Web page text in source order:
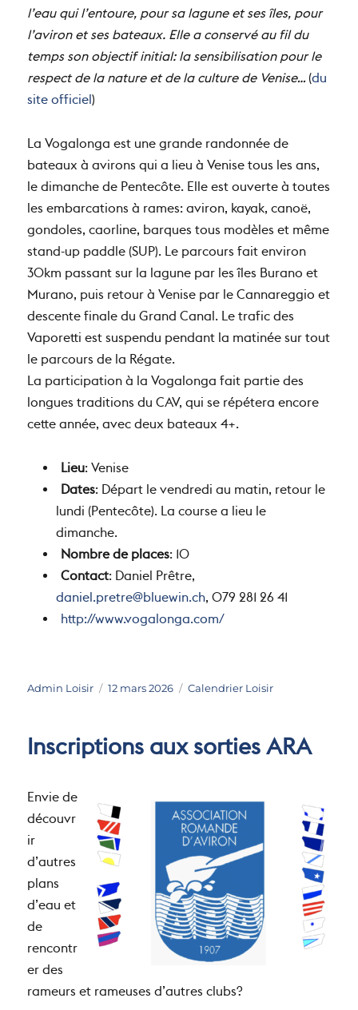
l’eau qui l’entoure, pour sa lagune et ses îles, pour
l’aviron et ses bateaux. Elle a conservé au fil du
temps son objectif initial: la sensibilisation pour le
respect de la nature et de la culture de Venise…(du
site officiel)
La Vogalonga est une grande randonnée de
bateaux à avirons qui a lieu à Venise tous les ans,
le dimanche de Pentecôte. Elle est ouverte à toutes
les embarcations à rames: aviron, kayak, canoë,
gondoles, caorline, barques tous modèles et même
stand-up paddle (SUP). Le parcours fait environ
30km passant sur la lagune par les îles Burano et
Murano, puis retour à Venise par le Cannareggio et
descente finale du Grand Canal. Le trafic des
Vaporetti est suspendu pendant la matinée sur tout
le parcours de la Régate.
La participation à la Vogalonga fait partie des
longues traditions du CAV, qui se répétera encore
cette année, avec deux bateaux 4+.
Lieu: Venise
Dates: Départ le vendredi au matin, retour le
lundi (Pentecôte). La course a lieu le
dimanche.
Nombre de places: 10
Contact: Daniel Prêtre,
daniel.pretre@bluewin.ch, 079 281 26 41
http://www.vogalonga.com/
Auteur
Admin Loisir
Publié
12 mars 2026 Catégories
Calendrier Loisir
Inscriptions aux sorties ARA
Envie de
découvr
ir
d’autres
plans
d’eau et
de
rencontr
er des
rameurs et rameuses d’autres clubs?